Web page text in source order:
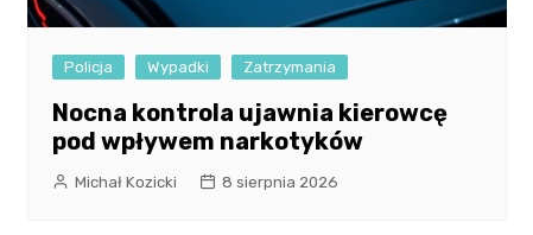
Policja Wypadki Zatrzymania
Nocna kontrola ujawnia kierowcę
pod wpływem narkotyków
Michał Kozicki 8 sierpnia 2026